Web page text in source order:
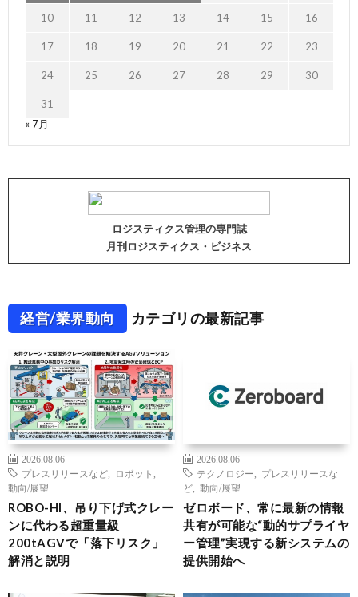
10 11 12 13 14 15 16
17 18 19 20 21 22 23
24 25 26 27 28 29 30
31
« 7月
ロジスティクス管理の専門誌
月刊ロジスティクス・ビジネス
経営/業界動向 カテゴリの最新記事
2026.08.06
プレスリリースなど
ロボット
動向/展望
ROBO-HI、吊り下げ式クレー
ンに代わる超重量級
200tAGVで「落下リスク」
解消と説明
2026.08.06
テクノロジー
プレスリリースな
ど
動向/展望
ゼロボード、常に最新の情報
共有が可能な“動的サプライヤ
ー管理”実現する新システムの
提供開始へ